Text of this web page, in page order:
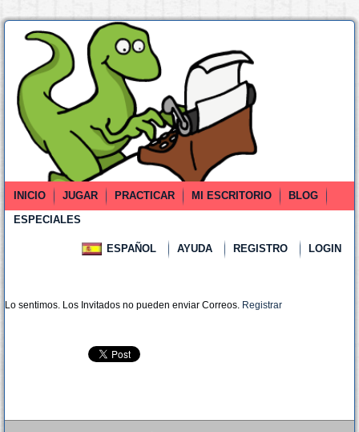
INICIO JUGAR PRACTICAR MI ESCRITORIO
BLOG
ESPECIALES
ESPAÑOL AYUDA REGISTRO LOGIN
Lo sentimos. Los Invitados no pueden enviar Correos. Registrar